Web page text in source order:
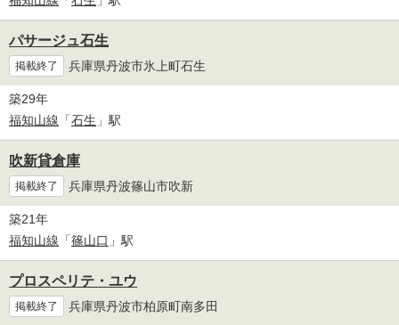
パサージュ石生
掲載終了 兵庫県丹波市氷上町石生
築29年
福知山線 「石生 」駅
吹新貸倉庫
掲載終了 兵庫県丹波篠山市吹新
築21年
福知山線 「篠山口 」駅
プロスペリテ・ユウ
掲載終了 兵庫県丹波市柏原町南多田